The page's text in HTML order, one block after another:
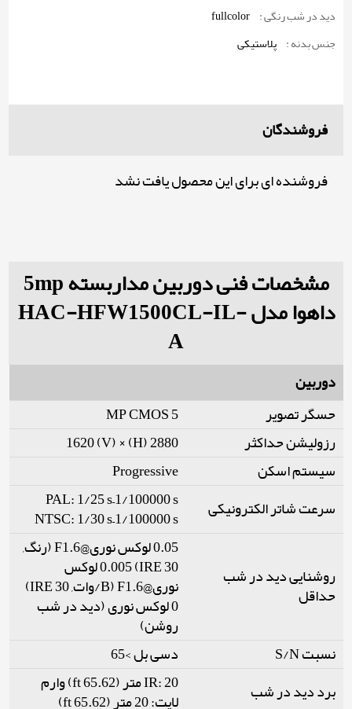
دید در شب رنگی : fullcolor
جنس بدنه : پلاستیکی
فروشندگان
فروشنده ای برای این محصول یافت نشد
مشخصات فنی دوربین مداربسته 5mp
داهوا مدل HAC-HFW1500CL-IL-
A
دوربین
حسگر تصویر
5 MP CMOS
رزولیشن حداکثر
2880 (H) × 1620 (V)
سیستم اسکن
Progressive
سرعت شاتر الکترونیکی
PAL: 1/25 s–1/100000 s
NTSC: 1/30 s–1/100000 s
روشنایی دید در شب
حداقل
0.05 لوکس نوری@F1.6 (رنگ,
30 IRE) 0.005 لوکس
نوری@F1.6 (B/وات, 30 IRE)
0 لوکس نوری (دید در شب
روشن)
نسبت S/N
دسی بل >65
برد دید در شب
IR: 20 متر (65.62 ft) وارم
لایت: 20 متر (65.62 ft)